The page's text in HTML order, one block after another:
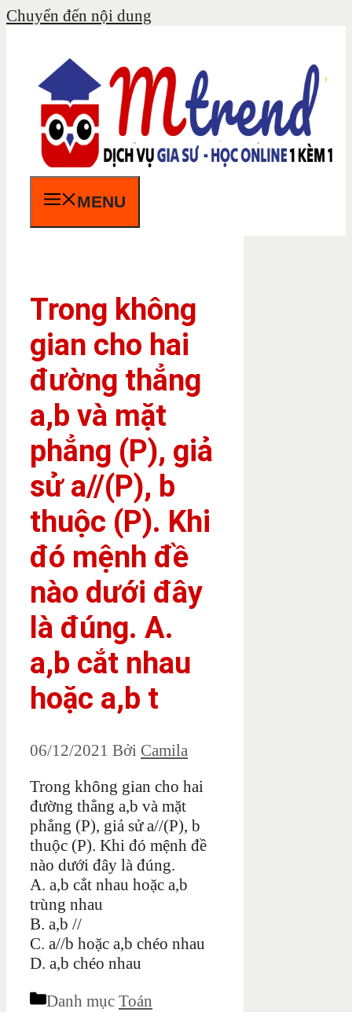
Chuyển đến nội dung
MENU
Trong không
gian cho hai
đường thẳng
a,b và mặt
phẳng (P), giả
sử a//(P), b
thuộc (P). Khi
đó mệnh đề
nào dưới đây
là đúng. A.
a,b cắt nhau
hoặc a,b t
06/12/2021 Bởi Camila
Trong không gian cho hai
đường thẳng a,b và mặt
phẳng (P), giả sử a//(P), b
thuộc (P). Khi đó mệnh đề
nào dưới đây là đúng.
A. a,b cắt nhau hoặc a,b
trùng nhau
B. a,b //
C. a//b hoặc a,b chéo nhau
D. a,b chéo nhau
Danh mục Toán